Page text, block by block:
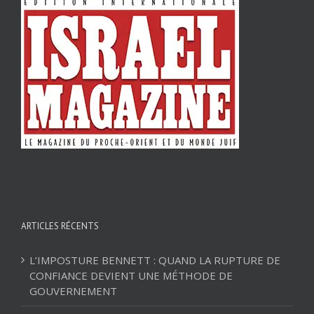
ARTICLES RÉCENTS
L’IMPOSTURE BENNETT : QUAND LA RUPTURE DE
CONFIANCE DEVIENT UNE MÉTHODE DE
GOUVERNEMENT